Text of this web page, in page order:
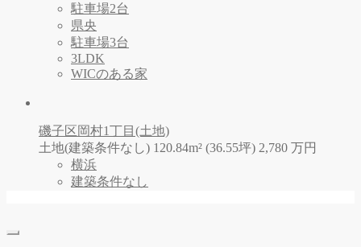
駐車場2台
県央
駐車場3台
3LDK
WICのある家
磯子区岡村1丁目(土地)
土地(建築条件なし) 120.84m² (36.55坪) 2,780 万円
横浜
建築条件なし